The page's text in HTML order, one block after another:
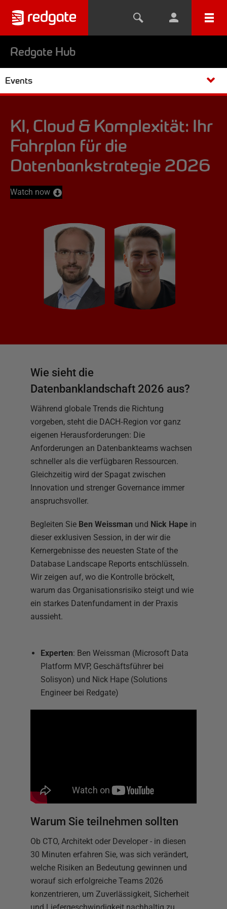
Redgate Hub
Events
KI, Cloud & Komplexität: Ihr
Fahrplan für die
Datenbankstrategie 2026
Watch now
Wie sieht die
Datenbanklandschaft 2026 aus?
Während globale Trends die Richtung
vorgeben, steht die DACH‑Region vor ganz
eigenen Herausforderungen: Die
Anforderungen an Datenbankteams wachsen
schneller als die verfügbaren Ressourcen.
Gleichzeitig wird der Spagat zwischen
Innovation und strenger Governance immer
anspruchsvoller.
Begleiten Sie Ben Weissman und Nick Hape in
dieser exklusiven Session, in der wir die
Kernergebnisse des neuesten State of the
Database Landscape Reports entschlüsseln.
Wir zeigen auf, wo die Kontrolle bröckelt,
warum das Organisationsrisiko steigt und wie
ein starkes Datenfundament in der Praxis
aussieht.
Experten: Ben Weissman (Microsoft Data
Platform MVP, Geschäftsführer bei
Solisyon) und Nick Hape (Solutions
Engineer bei Redgate)
Warum Sie teilnehmen sollten
Ob CTO, Architekt oder Developer - in diesen
30 Minuten erfahren Sie, was sich verändert,
welche Risiken an Bedeutung gewinnen und
worauf sich erfolgreiche Teams 2026
konzentrieren, um Zuverlässigkeit, Sicherheit
und Liefergeschwindigkeit nachhaltig zu